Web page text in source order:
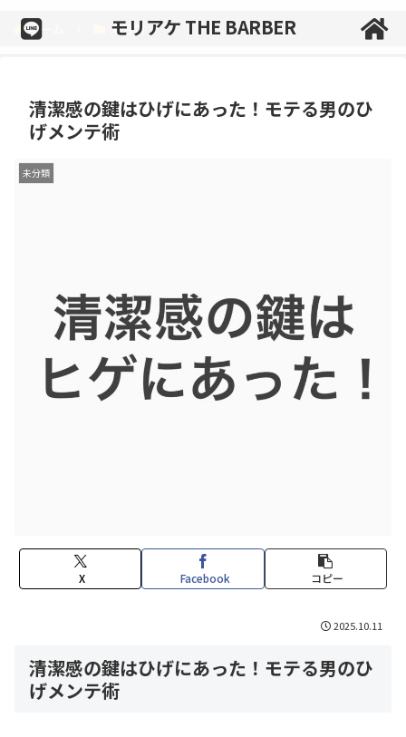
ホーム 未分類
清潔感の鍵はひげにあった！モテる男のひ
げメンテ術
未分類
X Facebook コピー
2025.10.11
清潔感の鍵はひげにあった！モテる男のひ
げメンテ術
モリアケ THE BARBER